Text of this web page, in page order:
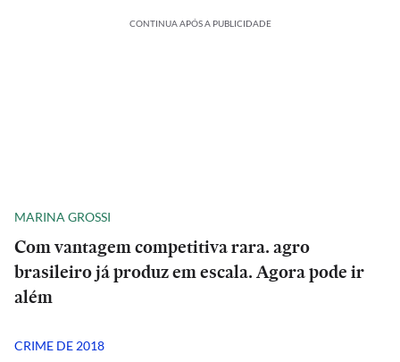
CONTINUA APÓS A PUBLICIDADE
MARINA GROSSI
Com vantagem competitiva rara. agro
brasileiro já produz em escala. Agora pode ir
além
CRIME DE 2018